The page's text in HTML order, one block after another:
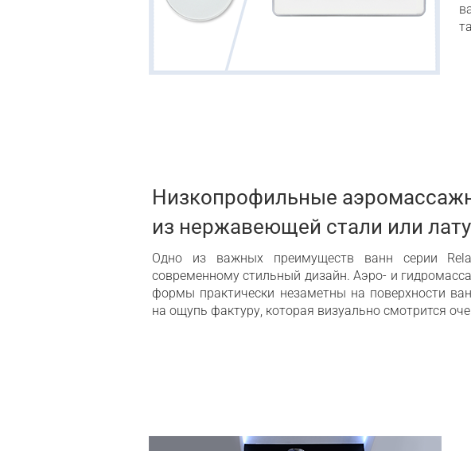
Низкопрофильные
из нержавеющей стали или
Одно из важных преимуществ ванн серии
современному стильный дизайн. Аэро- и
формы практически незаметны на поверхности
на ощупь фактуру, которая визуально смотрится